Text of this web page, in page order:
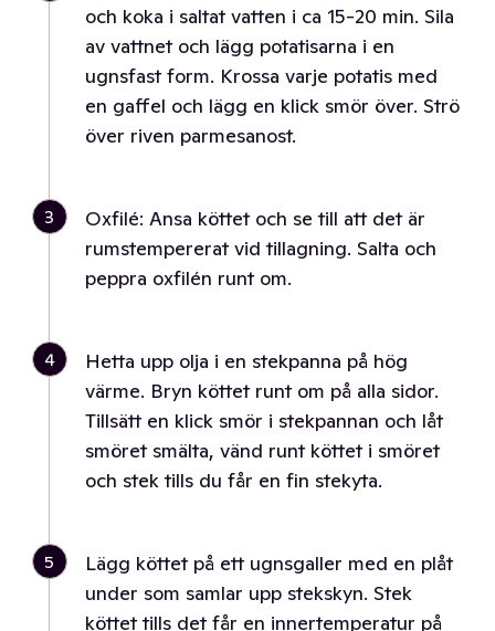
och koka i saltat vatten i ca 15-20 min. Sila
av vattnet och lägg potatisarna i en
ugnsfast form. Krossa varje potatis med
en gaffel och lägg en klick smör över. Strö
över riven parmesanost.
3
Oxfilé: Ansa köttet och se till att det är
rumstempererat vid tillagning. Salta och
peppra oxfilén runt om.
4
Hetta upp olja i en stekpanna på hög
värme. Bryn köttet runt om på alla sidor.
Tillsätt en klick smör i stekpannan och låt
smöret smälta, vänd runt köttet i smöret
och stek tills du får en fin stekyta.
5
Lägg köttet på ett ugnsgaller med en plåt
under som samlar upp stekskyn. Stek
köttet tills det får en innertemperatur på